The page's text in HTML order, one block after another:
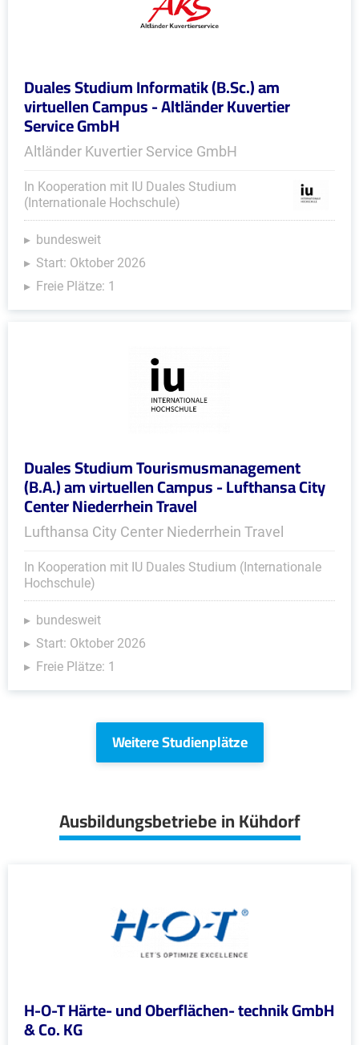
Duales Studium Informatik (B.Sc.) am
virtuellen Campus - Altländer Kuvertier
Service GmbH
Altländer Kuvertier Service GmbH
In Kooperation mit IU Duales Studium
(Internationale Hochschule)
bundesweit
Start: Oktober 2026
Freie Plätze: 1
Duales Studium Tourismusmanagement
(B.A.) am virtuellen Campus - Lufthansa City
Center Niederrhein Travel
Lufthansa City Center Niederrhein Travel
In Kooperation mit IU Duales Studium (Internationale
Hochschule)
bundesweit
Start: Oktober 2026
Freie Plätze: 1
Weitere Studienplätze
Ausbildungsbetriebe in Kühdorf
H-O-T Härte- und Oberflächen- technik GmbH
& Co. KG